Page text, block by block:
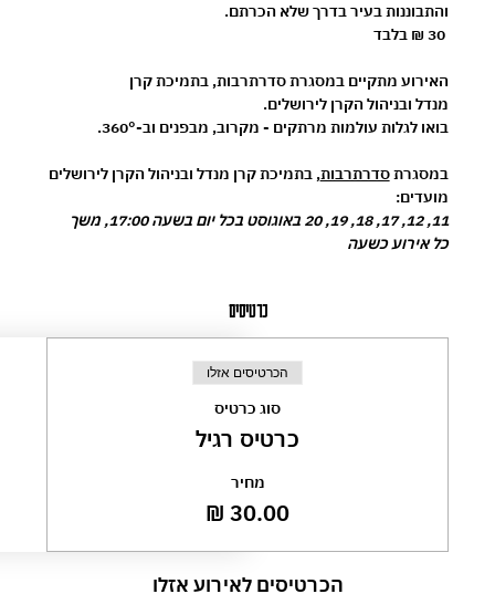
והתבוננות בעיר בדרך שלא הכרתם.
30 ₪ בלבד
האירוע מתקיים במסגרת סדרתרבות, בתמיכת קרן
מנדל ובניהול הקרן לירושלים.
בואו לגלות עולמות מרתקים - מקרוב, מבפנים וב-360°.
במסגרת סדרתרבות, בתמיכת קרן מנדל ובניהול הקרן לירושלים
מועדים:
11, 12, 17, 18, 19, 20 באוגוסט בכל יום בשעה 17:00, משך
כל אירוע כשעה
כרטיסים
הכרטיסים אזלו
סוג כרטיס
כרטיס רגיל
מחיר
הכרטיסים לאירוע אזלו